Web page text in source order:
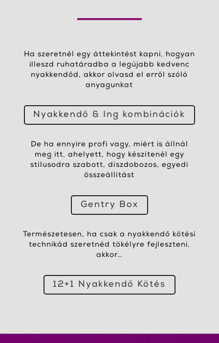
Ha szeretnél egy áttekintést kapni, hogyan
illeszd ruhatáradba a legújabb kedvenc
nyakkendőd, akkor olvasd el erről szóló
anyagunkat
Nyakkendő & Ing kombinációk
De ha ennyire profi vagy, miért is állnál
meg itt, ahelyett, hogy készítenél egy
stílusodra szabott, díszdobozos, egyedi
összeállítást
Gentry Box
Természetesen, ha csak a nyakkendő kötési
technikád szeretnéd tökélyre fejleszteni,
akkor…
12+1 Nyakkendő Kötés